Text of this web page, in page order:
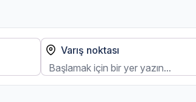
Varış noktası